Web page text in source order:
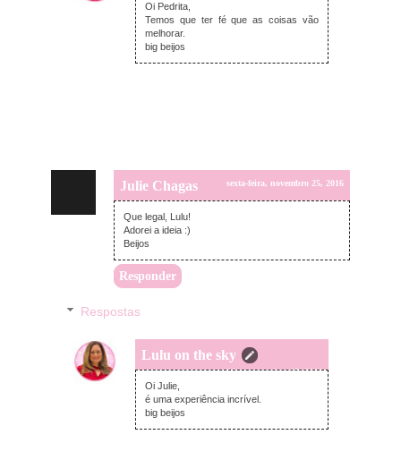
Oi Pedrita,
Temos que ter fé que as coisas vão
melhorar.
big beijos
Julie Chagas sexta-feira, novembro 25, 2016
Que legal, Lulu!
Adorei a ideia :)
Beijos
Responder
Respostas
Lulu on the sky
sexta-feira, novembro 25, 2016
Oi Julie,
é uma experiência incrível.
big beijos